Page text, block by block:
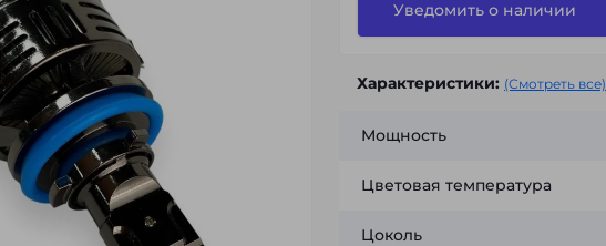
Уведомить о наличии
Характеристики: (Смотреть все)
Мощность
Цветовая температура
Цоколь